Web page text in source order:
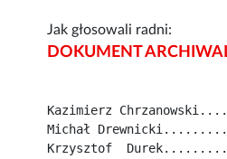
Jak głosowali radni:
DOKUMENT
Kazimierz
Michał
Krzysztof